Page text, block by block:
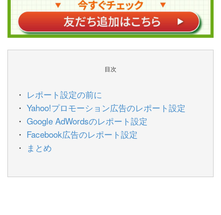
目次
レポート設定の前に
Yahoo!プロモーション広告のレポート設定
Google AdWordsのレポート設定
Facebook広告のレポート設定
まとめ